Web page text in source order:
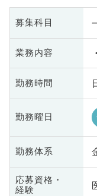
募集科目
業務内容
勤務時間
勤務曜日
勤務体系
応募資格・
経験